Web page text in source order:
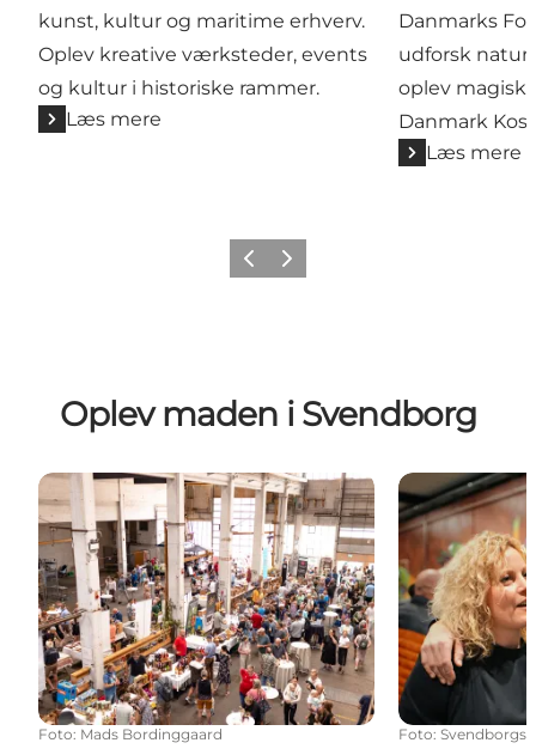
kunst, kultur og maritime erhverv.
Oplev kreative værksteder, events
og kultur i historiske rammer.
Læs mere
Danmarks
udforsk
oplev magisk
Danmark
Læs mere
Forrige billede
Næste billede
Oplev maden i Svendborg
Gastronomiske events
Foto: Mads Bordinggaard
Lokale
Foto: